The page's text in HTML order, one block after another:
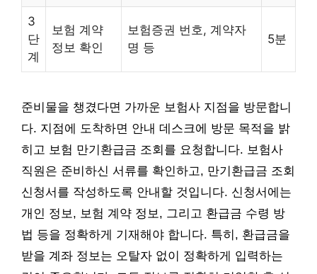
3
단
계
보험 계약
정보 확인
보험증권 번호, 계약자
명 등
5분
준비물을 챙겼다면 가까운 보험사 지점을 방문합니
다. 지점에 도착하면 안내 데스크에 방문 목적을 밝
히고 보험 만기환급금 조회를 요청합니다. 보험사
직원은 준비하신 서류를 확인하고, 만기환급금 조회
신청서를 작성하도록 안내할 것입니다. 신청서에는
개인 정보, 보험 계약 정보, 그리고 환급금 수령 방
법 등을 정확하게 기재해야 합니다. 특히, 환급금을
받을 계좌 정보는 오탈자 없이 정확하게 입력하는